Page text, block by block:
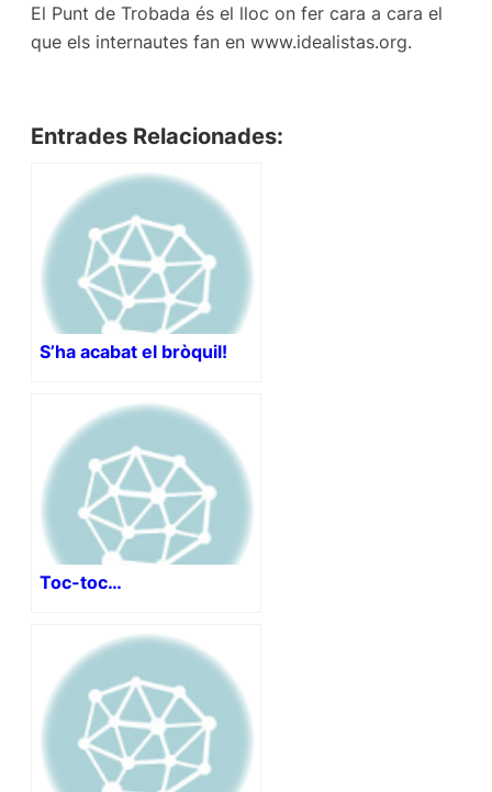
El Punt de Trobada és el lloc on fer cara a cara el
que els internautes fan en www.idealistas.org.
Entrades Relacionades:
S’ha acabat el bròquil!
Toc-toc…